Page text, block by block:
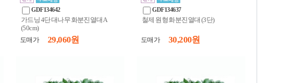
GDF134642
가드닝 4단 대나무 화분진열대A
(50cm)
도매가
29,060 원
GDF134637
철제 원형 화분진열대 (3단)
도매가 30,200 원